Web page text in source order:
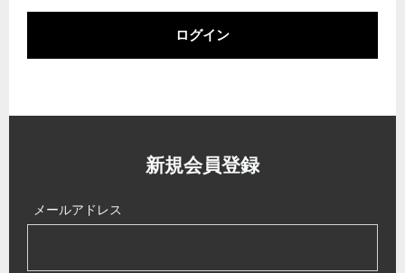
ログイン
新規会員登録
メールアドレス